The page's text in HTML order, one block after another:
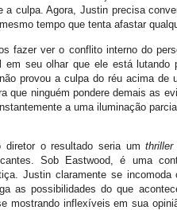
culpa. Agora, Justin precisa
tempo que tenta afastar
fazer ver o conflito interno do
seu olhar que ele está lutando
provou a culpa do réu acima de
que ninguém pondere demais as
a uma iluminação
diretor o resultado seria umthriller
Sob Eastwood, é uma
Justin claramente se
as possibilidades do que
mostrando inflexíveis em sua